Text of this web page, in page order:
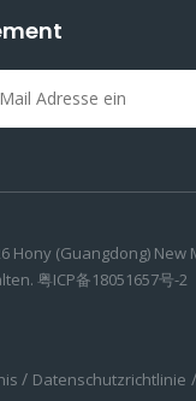
Hony (Guangdong) New
粤ICP备18051657号-2
/ Datenschutzrichtlinie